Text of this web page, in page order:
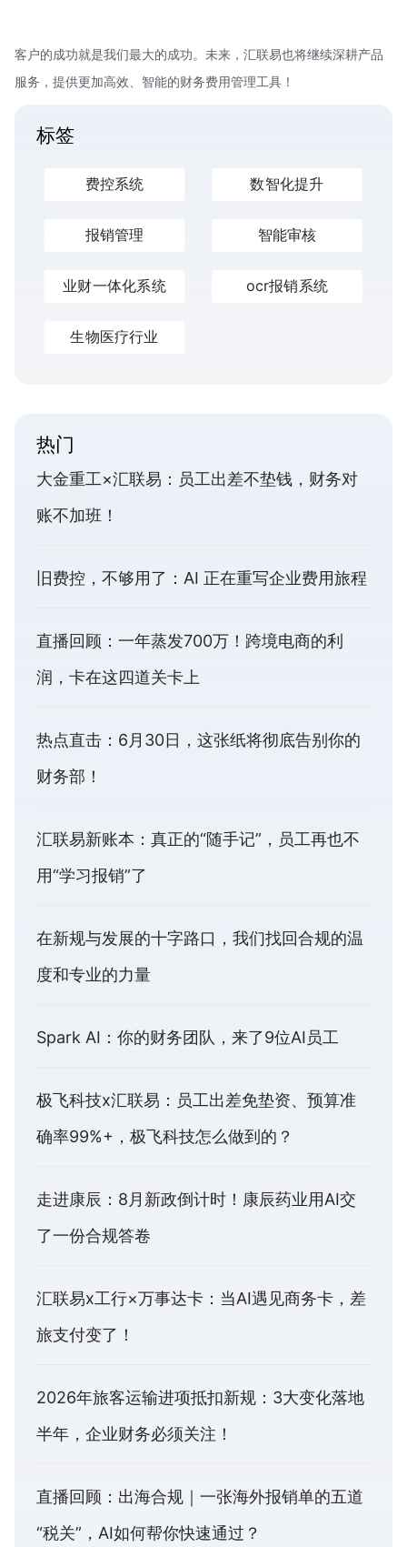
客户的成功就是我们最大的成功。未来，汇联易也将继续深耕产品
服务，提供更加高效、智能的财务费用管理工具！
标签
费控系统 数智化提升
报销管理 智能审核
业财一体化系统 ocr报销系统
生物医疗行业
热门
大金重工×汇联易：员工出差不垫钱，财务对
账不加班！
旧费控，不够用了：AI 正在重写企业费用旅程
直播回顾：一年蒸发700万！跨境电商的利
润，卡在这四道关卡上
热点直击：6月30日，这张纸将彻底告别你的
财务部！
汇联易新账本：真正的“随手记”，员工再也不
用“学习报销”了
在新规与发展的十字路口，我们找回合规的温
度和专业的力量
Spark AI：你的财务团队，来了9位AI员工
极飞科技x汇联易：员工出差免垫资、预算准
确率99%+，极飞科技怎么做到的？
走进康辰：8月新政倒计时！康辰药业用AI交
了一份合规答卷
汇联易x工行×万事达卡：当AI遇见商务卡，差
旅支付变了！
2026年旅客运输进项抵扣新规：3大变化落地
半年，企业财务必须关注！
直播回顾：出海合规｜一张海外报销单的五道
“税关”，AI如何帮你快速通过？